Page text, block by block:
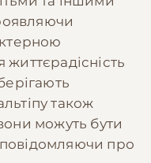
також
можуть бути
про